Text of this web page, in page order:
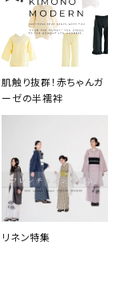
肌触り抜群！赤ちゃんガ
ーゼの半襦袢
リネン特集